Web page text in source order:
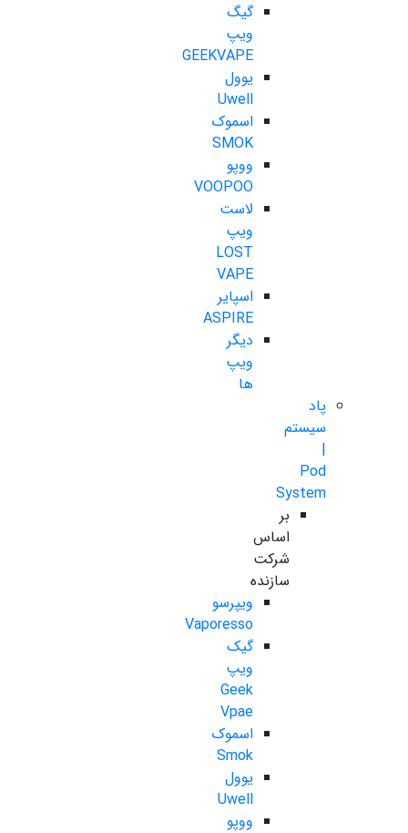
گیگ
ویپ
GEEKVAPE
یوول
Uwell
اسموک
SMOK
ووپو
VOOPOO
لاست
ویپ
LOST
VAPE
اسپایر
ASPIRE
دیگر
ویپ
ها
پاد
سیستم
|
Pod
System
بر
اساس
شرکت
سازنده
ویپرسو
Vaporesso
گیک
ویپ
Geek
Vpae
اسموک
Smok
یوول
Uwell
ووپو